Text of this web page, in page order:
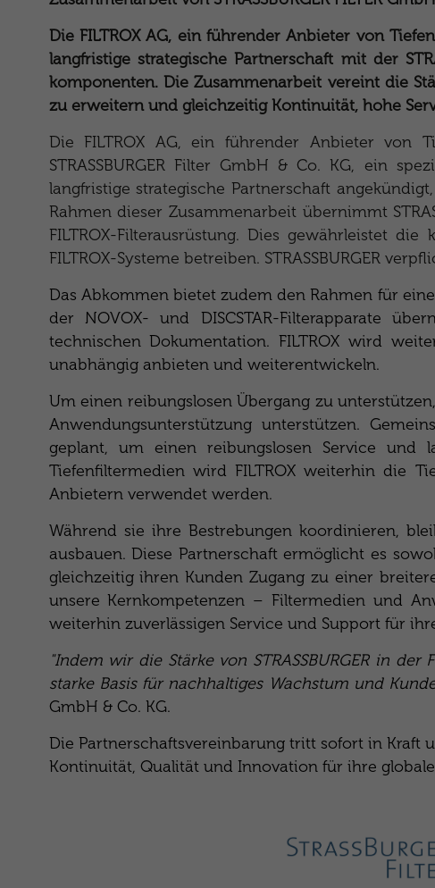
Die FILTROX AG, ein führender Anbieter von
langfristige strategische Partnerschaft mit der
komponenten. Die Zusammenarbeit vereint die
zu erweitern und gleichzeitig Kontinuität, hohe
Die FILTROX AG, ein führender Anbieter von
STRASSBURGER Filter GmbH & Co. KG, ein
langfristige strategische Partnerschaft
Rahmen dieser Zusammenarbeit übernimmt
FILTROX-Filterausrüstung. Dies gewährleistet
FILTROX-Systeme betreiben. STRASSBURGER
Das Abkommen bietet zudem den Rahmen für
der NOVOX- und DISCSTAR-Filterapparate
technischen Dokumentation. FILTROX wird
unabhängig anbieten und weiterentwickeln.
Um einen reibungslosen Übergang zu
Anwendungsunterstützung unterstützen.
geplant, um einen reibungslosen Service und
Tiefenfiltermedien wird FILTROX weiterhin die
Anbietern verwendet werden.
Während sie ihre Bestrebungen koordinieren,
ausbauen. Diese Partnerschaft ermöglicht es
gleichzeitig ihren Kunden Zugang zu einer
unsere Kernkompetenzen – Filtermedien und
weiterhin zuverlässigen Service und Support für
"Indem wir die Stärke von STRASSBURGER in
starke Basis für nachhaltiges Wachstum und
GmbH & Co. KG.
Die Partnerschaftsvereinbarung tritt sofort in Kraft
Kontinuität, Qualität und Innovation für ihre